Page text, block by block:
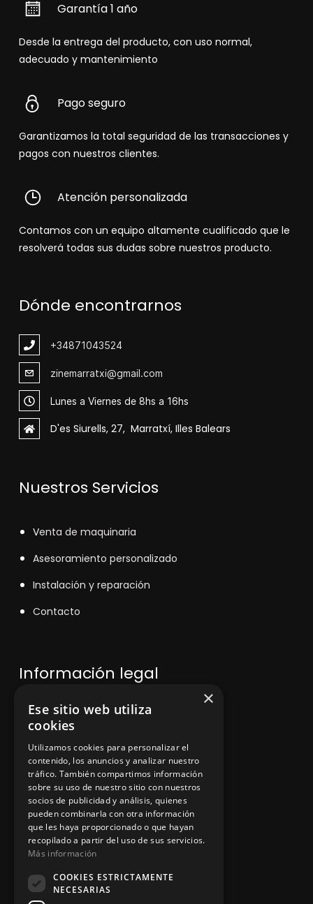
Garantía 1 año
Desde la entrega del producto, con uso normal,
adecuado y mantenimiento
Pago seguro
Garantizamos la total seguridad de las transacciones y
pagos con nuestros clientes.
Atención personalizada
Contamos con un equipo altamente cualificado que le
resolverá todas sus dudas sobre nuestros producto.
Dónde encontrarnos
+34871043524
zinemarratxi@gmail.com
Lunes a Viernes de 8hs a 16hs
D'es Siurells, 27, Marratxí, Illes Balears
Nuestros Servicios
Venta de maquinaria
Asesoramiento personalizado
Instalación y reparación
Contacto
Información legal
Política de privacidad
Aviso legal
App Zine Hostelería
×
Ese sitio web utiliza
cookies
Utilizamos cookies para personalizar el
contenido, los anuncios y analizar nuestro
tráfico. También compartimos información
sobre su uso de nuestro sitio con nuestros
socios de publicidad y análisis, quienes
pueden combinarla con otra información
que les haya proporcionado o que hayan
recopilado a partir del uso de sus servicios.
Más información
COOKIES ESTRICTAMENTE
NECESARIAS